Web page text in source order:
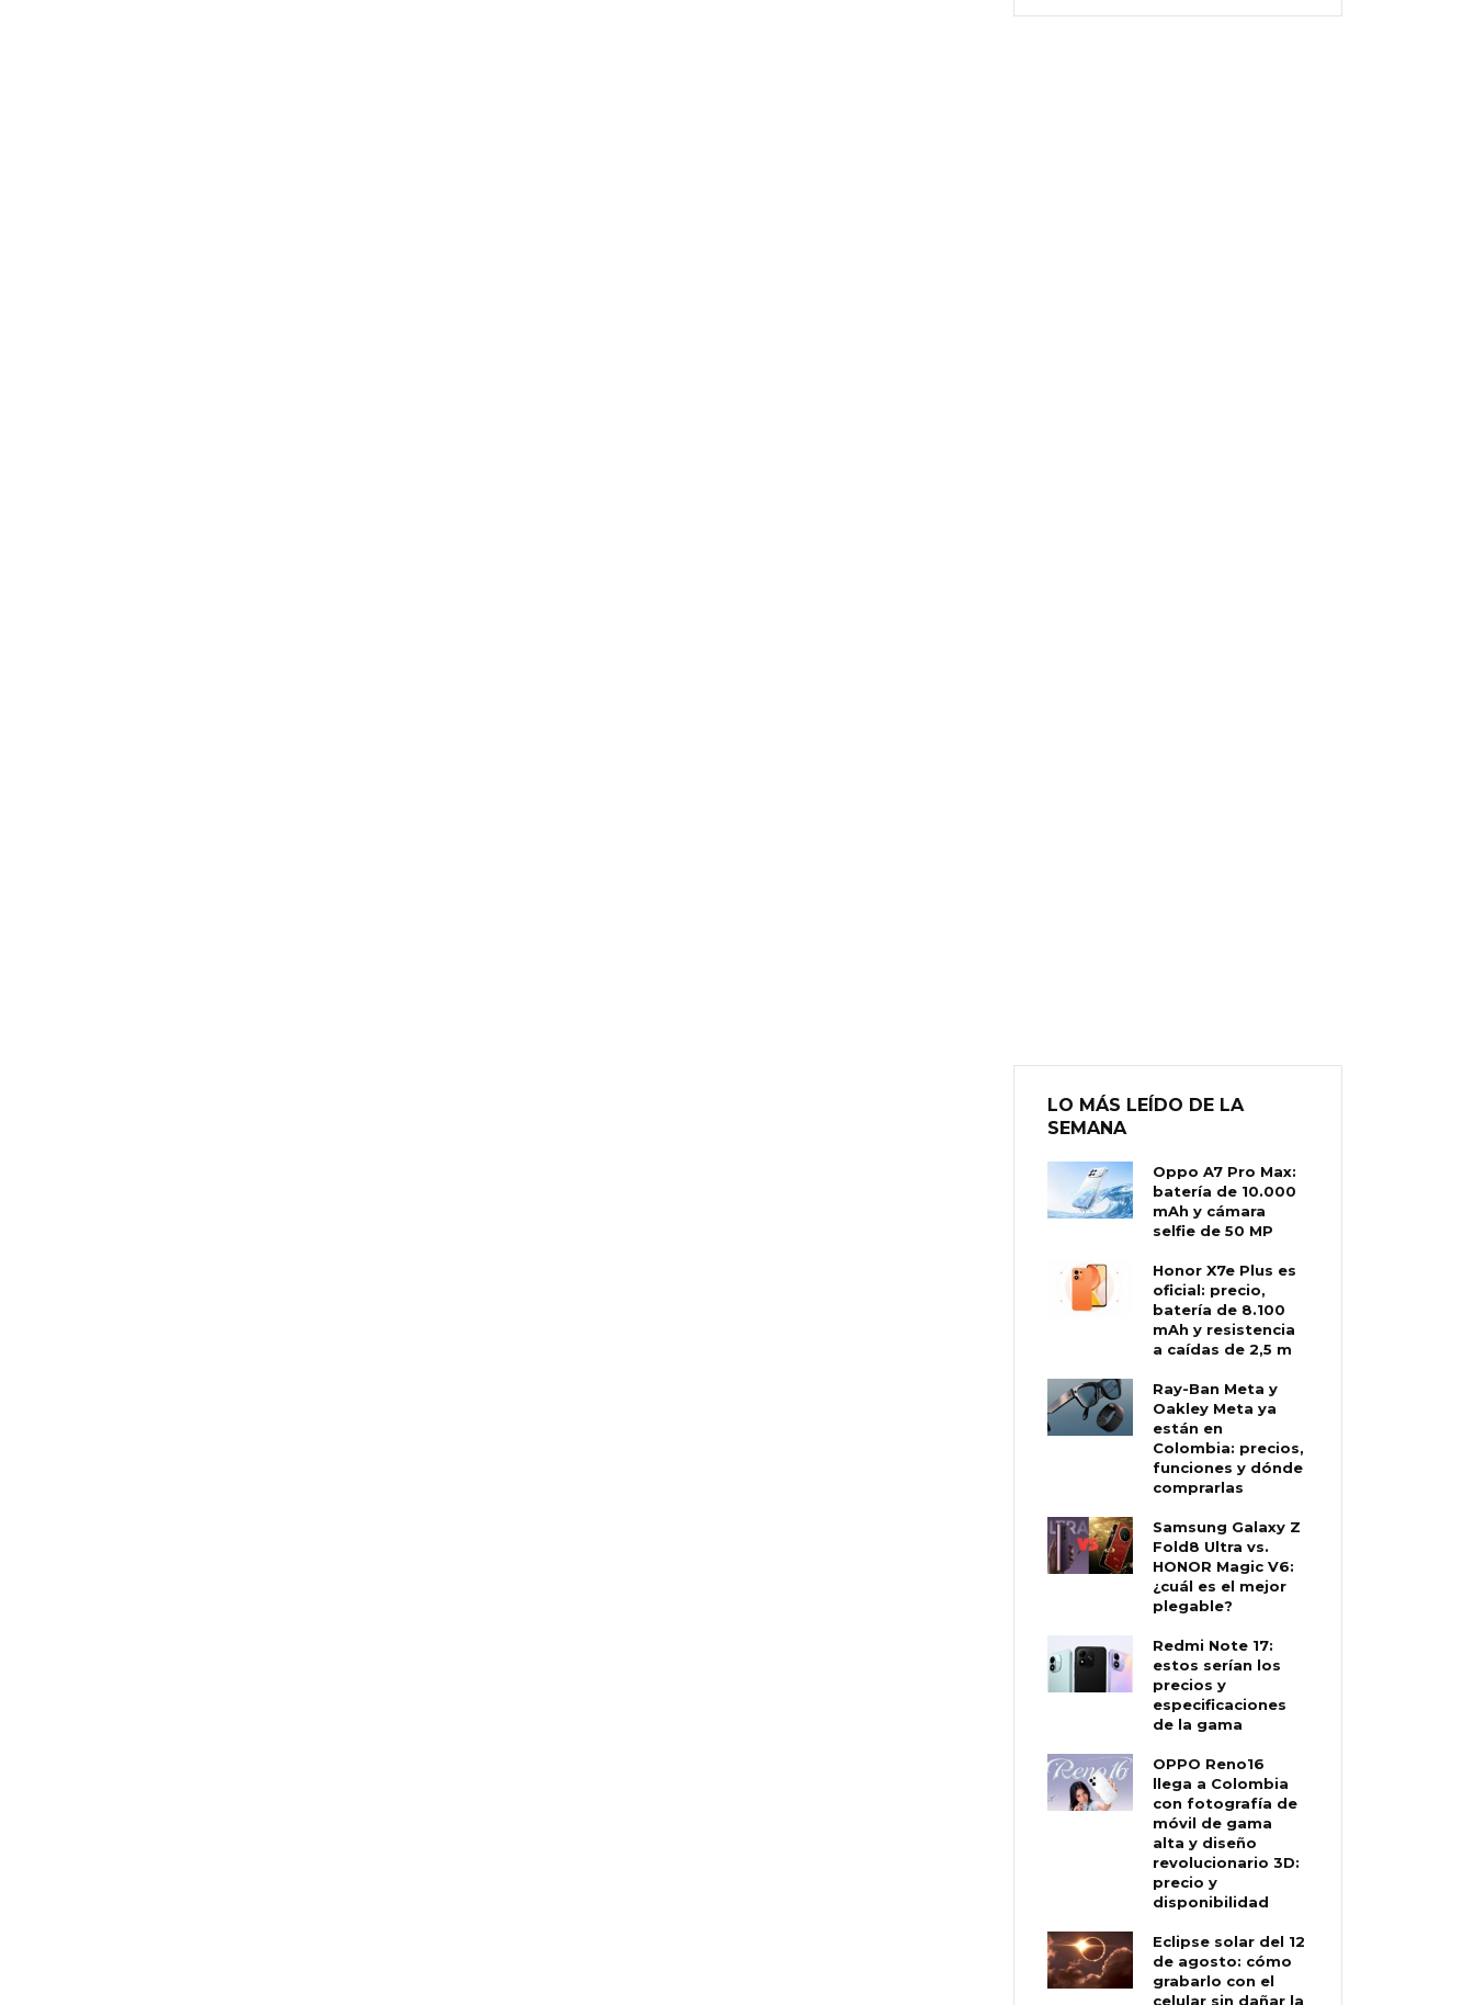
LO MÁS LEÍDO DE LA
SEMANA
Oppo A7 Pro Max:
batería de 10.000
mAh y cámara
selfie de 50 MP
Honor X7e Plus es
oficial: precio,
batería de 8.100
mAh y resistencia
a caídas de 2,5 m
Ray-Ban Meta y
Oakley Meta ya
están en
Colombia: precios,
funciones y dónde
comprarlas
Samsung Galaxy Z
Fold8 Ultra vs.
HONOR Magic V6:
¿cuál es el mejor
plegable?
Redmi Note 17:
estos serían los
precios y
especificaciones
de la gama
OPPO Reno16
llega a Colombia
con fotografía de
móvil de gama
alta y diseño
revolucionario 3D:
precio y
disponibilidad
Eclipse solar del 12
de agosto: cómo
grabarlo con el
celular sin dañar la